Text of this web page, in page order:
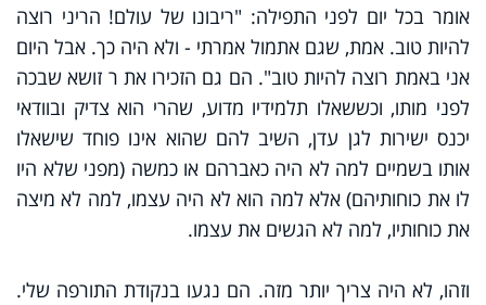
אומר בכל יום לפני התפילה: "ריבונו של עולם! הריני רוצה
להיות טוב. אמת, שגם אתמול אמרתי - ולא היה כך. אבל היום
אני באמת רוצה להיות טוב". הם גם הזכירו את ר זושא שבכה
לפני מותו, וכששאלו תלמידיו מדוע, שהרי הוא צדיק ובוודאי
יכנס ישירות לגן עדן, השיב להם שהוא אינו פוחד שישאלו
אותו בשמיים למה לא היה כאברהם או כמשה (מפני שלא היו
לו את כוחותיהם) אלא למה הוא לא היה עצמו, למה לא מיצה
את כוחותיו, למה לא הגשים את עצמו.
וזהו, לא היה צריך יותר מזה. הם נגעו בנקודת התורפה שלי.